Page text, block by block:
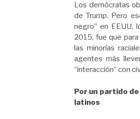
Los demócratas
de Trump. Pero
negro” en EEUU,
2015, fue que
las minorías
agentes más
“interacción” con
Por un partido
latinos